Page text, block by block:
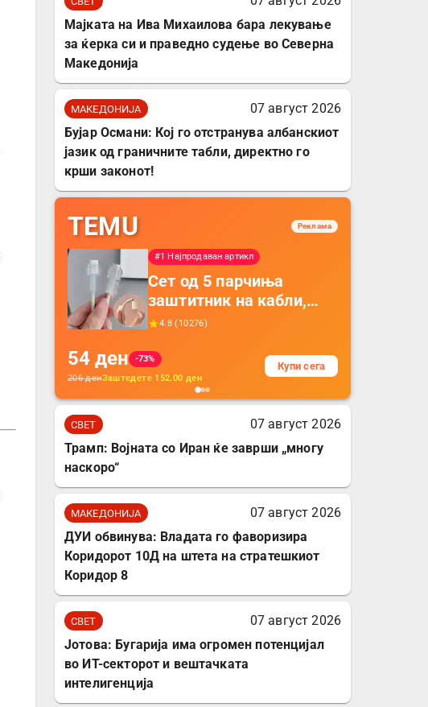
Мајката на Ива Михаилова бара лекување
за ќерка си и праведно судење во Северна
Македонија
МАКЕДОНИЈА
07 август 2026
Бујар Османи: Кој го отстранува албанскиот
јазик од граничните табли, директно го
крши законот!
TEMU Реклама
#1 Најпродаван артикл
Сет од 5 парчиња
заштитник на кабли,
прекривка за заштита
додатоци за заштита на
кабли, без батерија, за
мобилни телефони,
комплет за заштита на
4.8 (10276)
54 ден
-73%
206денЗаштедете 152.00 ден
Купи сега
СВЕТ
07 август 2026
Трамп: Војната со Иран ќе заврши „многу
наскоро“
МАКЕДОНИЈА
07 август 2026
ДУИ обвинува: Владата го фаворизира
Коридорот 10Д на штета на стратешкиот
Коридор 8
СВЕТ
07 август 2026
Јотова: Бугарија има огромен потенцијал
во ИТ-секторот и вештачката
интелигенција